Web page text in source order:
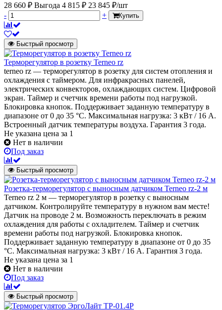
28 660 ₽ Выгода 4 815 ₽ 23 845 ₽/шт
-
+ Купить
Быстрый просмотр
Терморегулятор в розетку Terneo rz
terneo rz — терморегулятор в розетку для систем отопления и
охлаждения с таймером. Для инфракрасных панелей,
электрических конвекторов, охлаждающих систем. Цифровой
экран. Таймер и счетчик времени работы под нагрузкой.
Блокировка кнопок. Поддерживает заданную температуру в
диапазоне от 0 до 35 °С. Максимальная нагрузка: 3 кВт / 16 А.
Встроенный датчик температуры воздуха. Гарантия 3 года.
Не указана цена за 1
Нет в наличии
Под заказ
Быстрый просмотр
Розетка-терморегулятор с выносным датчиком Terneo rz-2 м
Terneo rz 2 м — терморегулятор в розетку с выносным
датчиком. Контролируйте температуру в нужном вам месте!
Датчик на проводе 2 м. Возможность переключать в режим
охлаждения для работы с охладителем. Таймер и счетчик
времени работы под нагрузкой. Блокировка кнопок.
Поддерживает заданную температуру в диапазоне от 0 до 35
°С. Максимальная нагрузка: 3 кВт / 16 А. Гарантия 3 года.
Не указана цена за 1
Нет в наличии
Под заказ
Быстрый просмотр